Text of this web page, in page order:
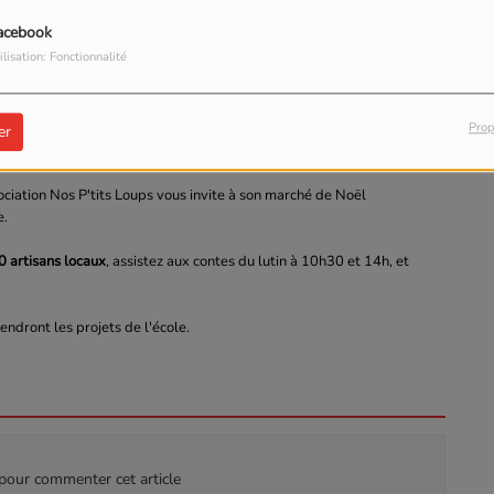
Fonctionnalité
salle de la Cerisaie
Nos P'tits Loups vous invite à son marché de Noël
artisans locaux, assistez aux contes du lutin à 10h30 et 14h, et
les projets de l'école.
commenter cet article